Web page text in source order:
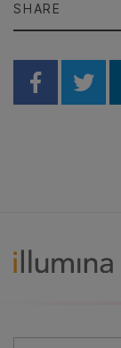
SHARE
Share